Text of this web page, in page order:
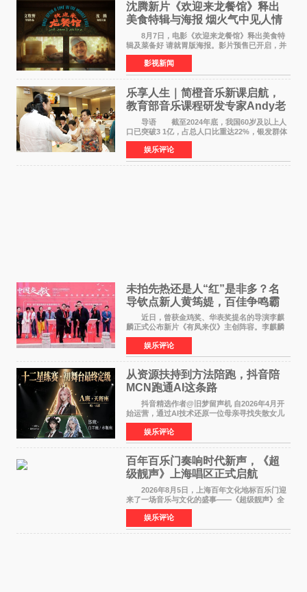
沈腾新片《欢迎来龙餐馆》释出
美食特辑与海报 烟火气中见人情
温暖
8月7日，电影《欢迎来龙餐馆》释出美食特
辑及菜备好 请就胃版海报。影片预售已开启，并
将于8月8日至10日14:00-21:00举行全国超前点
映。电影《欢迎来龙餐馆》作为战争美食喜剧大
片，讲述了中国
影视新闻
乐享人生｜简橙音乐新课启航，
教育部音乐课程研发专家Andy老
师重磅入驻领航银龄琴声
导语 截至2024年底，我国60岁及以上人
口已突破3 1亿，占总人口比重达22%，银发群体
的精神文化需求日益凸显。2024年1月，国务院办
公厅印发《关于发展银发经济增进老年人福祉的
意见》——这是
娱乐评论
未拍先热还是人“红”是非多？名
导钦点新人黄筠媞，百佳争鸣霸
气回应
近日，曾获金鸡奖、华表奖提名的导演李麒
麟正式公布新片《有凤来仪》主创阵容。李麒麟
早年凭电影《华容道》获得金鸡奖、华表奖提
名，此后长期参与国内外电影制作，其担任制片
人参与的作品亦曾
娱乐评论
从资源扶持到方法陪跑，抖音陪
MCN跑通AI这条路
抖音精选作者@旧梦留声机 自2026年4月开
始运营，通过AI技术还原一位母亲寻找失散女儿
的故事，凭借强情感表达获得大量用户关注，发
布仅21小时便获得超1亿曝光、超1000万互动。
此后，账号持续沿
娱乐评论
百年百乐门奏响时代新声，《超
级靓声》上海唱区正式启航
2026年8月5日，上海百年文化地标百乐门迎
来了一场音乐与文化的盛事——《超级靓声》全
国励志音乐公益节目上海唱区新闻发布会暨启动
仪式在此隆重举行。各界领导、嘉宾与媒体朋友
齐聚一堂，共同
娱乐评论